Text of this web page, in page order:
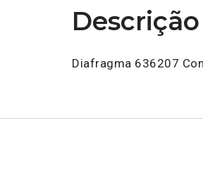
Descrição
Diafragma 636207